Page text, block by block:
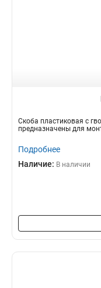
Скоба пластиковая с
предназначены для
Подробнее
Наличие: В наличии